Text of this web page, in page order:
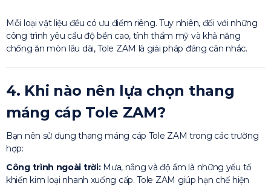
Mỗi loại vật liệu đều có ưu điểm riêng. Tuy nhiên, đối với những
công trình yêu cầu độ bền cao, tính thẩm mỹ và khả năng
chống ăn mòn lâu dài, Tole ZAM là giải pháp đáng cân nhắc.
4. Khi nào nên lựa chọn thang
máng cáp Tole ZAM?
Bạn nên sử dụng thang máng cáp Tole ZAM trong các trường
hợp:
Công trình ngoài trời:Mưa, nắng và độ ẩm là những yếu tố
khiến kim loại nhanh xuống cấp. Tole ZAM giúp hạn chế hiện